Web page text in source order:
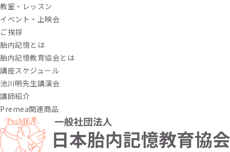
教室・レッスン
イベント・上映会
ご挨拶
胎内記憶とは
胎内記憶教育協会とは
講座スケジュール
池川明先生講演会
講師紹介
Premea関連商品